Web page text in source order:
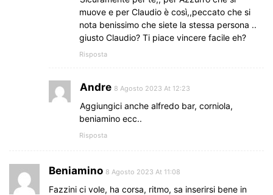
muove e per Claudio è così,,peccato che si
nota benissimo che siete la stessa persona ..
giusto Claudio? Ti piace vincere facile eh?
Risposta
Andre 8 Agosto 2023 At 12:23
Aggiungici anche alfredo bar, corniola,
beniamino ecc..
Risposta
Beniamino 8 Agosto 2023 At 11:08
Fazzini ci vole, ha corsa, ritmo, sa inserirsi bene in